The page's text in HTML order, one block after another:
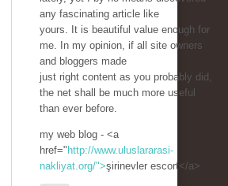
any fascinating article like
yours. It is beautiful value enough for
me. In my opinion, if all site owners
and bloggers made
just right content as you probably did,
the net shall be much more useful
than ever before.
my web blog - <a
href=" http://www.uluslararasi-
nakliyat.org/">şirinevler escort</a>